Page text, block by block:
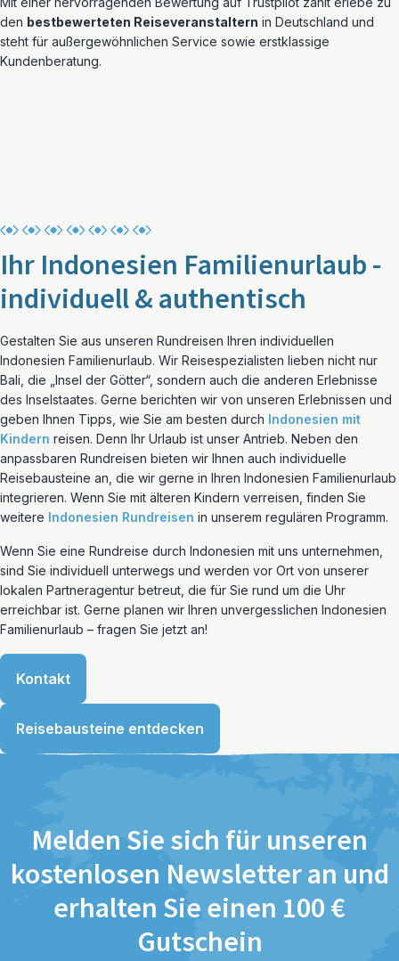
den bestbewerteten Reiseveranstaltern in Deutschland und
steht für außergewöhnlichen Service sowie erstklassige
Kundenberatung.
Ihr Indonesien Familienurlaub -
individuell & authentisch
Gestalten Sie aus unseren Rundreisen Ihren individuellen
Indonesien Familienurlaub. Wir Reisespezialisten lieben nicht nur
Bali, die „Insel der Götter“, sondern auch die anderen Erlebnisse
des Inselstaates. Gerne berichten wir von unseren Erlebnissen und
geben Ihnen Tipps, wie Sie am besten durch Indonesien mit
Kindern reisen. Denn Ihr Urlaub ist unser Antrieb. Neben den
anpassbaren Rundreisen bieten wir Ihnen auch individuelle
Reisebausteine an, die wir gerne in Ihren Indonesien Familienurlaub
integrieren. Wenn Sie mit älteren Kindern verreisen, finden Sie
weitere Indonesien Rundreisen in unserem regulären Programm.
Wenn Sie eine Rundreise durch Indonesien mit uns unternehmen,
sind Sie individuell unterwegs und werden vor Ort von unserer
lokalen Partneragentur betreut, die für Sie rund um die Uhr
erreichbar ist. Gerne planen wir Ihren unvergesslichen Indonesien
Familienurlaub – fragen Sie jetzt an!
Kontakt
Reisebausteine entdecken
Melden Sie sich für unseren
kostenlosen Newsletter an und
erhalten Sie einen 100 €
Gutschein